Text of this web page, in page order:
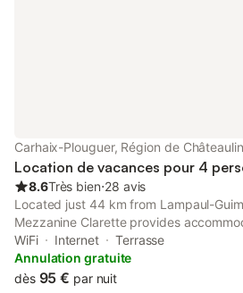
Carhaix-Plouguer, Région de Châteaulin
Location de vacances pour 4
8.6Très bien⋅28 avis
Located just 44 km from Lampaul-
Mezzanine Clarette provides
Plouguer with access to a garden,
bicycle parking.
WiFi Internet
Terrasse
Annulation gratuite
dès 95 € par nuit